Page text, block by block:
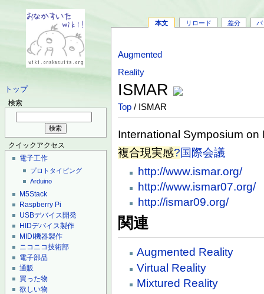
トップ
検索
クイックアクセス
電子工作
プロトタイピング
Arduino
M5Stack
Raspberry Pi
USBデバイス開発
HIDデバイス製作
MIDI機器製作
ニコニコ技術部
電子部品
通販
買った物
欲しい物
本文 リロード 差分 バ
Augmented
Reality
ISMAR
Top / ISMAR
International Symposium
複合現実感?国際会議
http://www.ismar.org/
http://www.ismar07.org/
http://ismar09.org/
関連
Augmented Reality
Virtual Reality
Mixtured Reality